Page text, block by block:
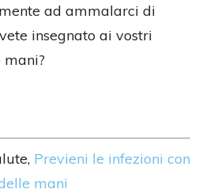
ad ammalarci di
insegnato ai vostri
Previeni le infezioni con
mani